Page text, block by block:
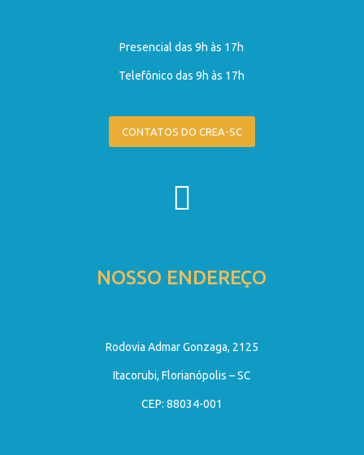
Presencial das 9h às 17h
Telefônico das 9h às 17h
CONTATOS DO CREA-SC
NOSSO ENDEREÇO
Rodovia Admar Gonzaga, 2125
Itacorubi, Florianópolis – SC
CEP: 88034-001